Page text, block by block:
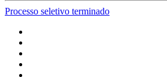
Processo seletivo terminado